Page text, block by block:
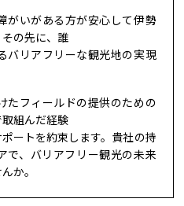
いがある方が安心して伊勢
の先に、誰
バリアフリーな観光地の実現
フィールドの提供のための
組んだ経験
ートを約束します。貴社の持
で、バリアフリー観光の未来
か。